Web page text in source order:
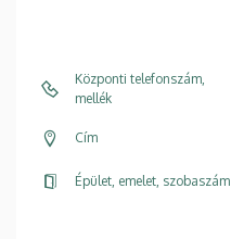
Központi telefonszám,
mellék
Cím
Épület, emelet, szobaszám